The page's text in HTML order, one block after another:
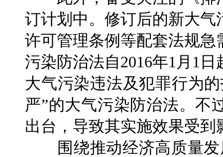
订计划中。修订后的新大
许可管理条例等配套法规
污染防治法自2016年1月1
大气污染违法及犯罪行为
严”的大气污染防治法。不
出台，导致其实施效果受到
围绕推动经济高质量发